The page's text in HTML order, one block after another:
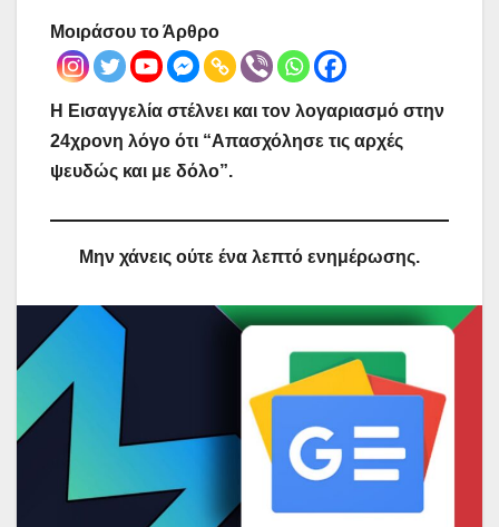
Μοιράσου το Άρθρο
Η Εισαγγελία στέλνει και τον λογαριασμό στην
24χρονη λόγο ότι “Απασχόλησε τις αρχές
ψευδώς και με δόλο”.
Μην χάνεις ούτε ένα λεπτό ενημέρωσης.